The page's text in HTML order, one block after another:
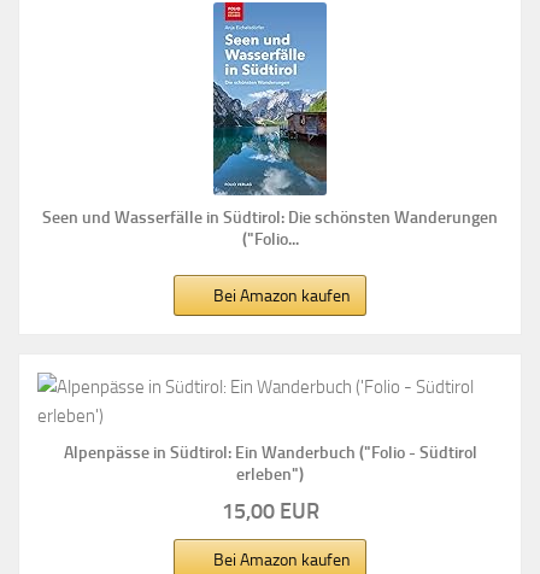
Seen und Wasserfälle in Südtirol: Die schönsten Wanderungen
("Folio...
Bei Amazon kaufen
Alpenpässe in Südtirol: Ein Wanderbuch ("Folio - Südtirol
erleben")
15,00 EUR
Bei Amazon kaufen